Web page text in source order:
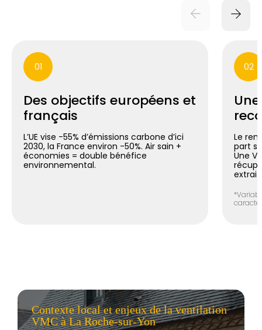
01
Des objectifs européens et
français
L’UE vise -55% d’émissions carbone d’ici
2030, la France environ -50%. Air sain +
économies = double bénéfice
environnemental.
02
Le
part
Une
Contexte local et enjeux de la ventilation
VMC à La Roche-sur-Yon